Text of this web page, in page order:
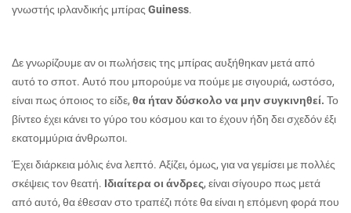
γνωστής ιρλανδικής μπίρας Guiness.
Δε γνωρίζουμε αν οι πωλήσεις της μπίρας αυξήθηκαν μετά από
αυτό το σποτ. Αυτό που μπορούμε να πούμε με σιγουριά, ωστόσο,
είναι πως όποιος το είδε, θα ήταν δύσκολο να μην συγκινηθεί. Το
βίντεο έχει κάνει το γύρο του κόσμου και το έχουν ήδη δει σχεδόν έξι
εκατομμύρια άνθρωποι.
Έχει διάρκεια μόλις ένα λεπτό. Αξίζει, όμως, για να γεμίσει με πολλές
σκέψεις τον θεατή. Ιδιαίτερα οι άνδρες, είναι σίγουρο πως μετά
από αυτό, θα έθεσαν στο τραπέζι πότε θα είναι η επόμενη φορά που